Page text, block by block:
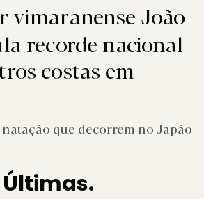
vimaranense João
recorde nacional
costas em
que decorrem no Japão
Últimas.